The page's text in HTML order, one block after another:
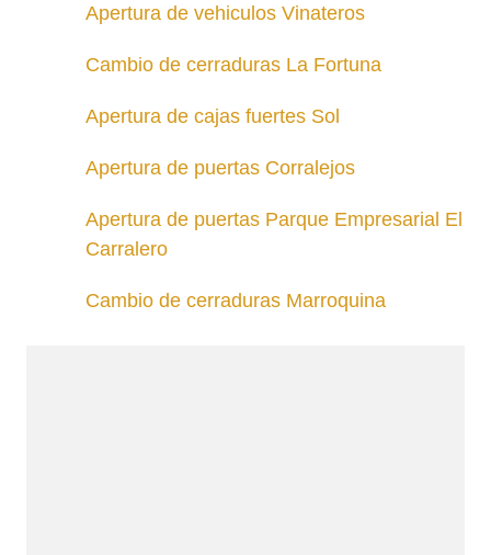
Apertura de vehiculos Vinateros
Cambio de cerraduras La Fortuna
Apertura de cajas fuertes Sol
Apertura de puertas Corralejos
Apertura de puertas Parque Empresarial El
Carralero
Cambio de cerraduras Marroquina